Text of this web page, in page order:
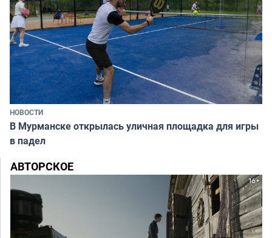
НОВОСТИ
В Мурманске открылась уличная площадка для игры
в падел
АВТОРСКОЕ